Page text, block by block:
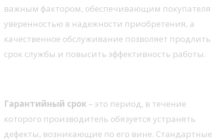
важным фактором, обеспечивающим покупателя
уверенностью в надежности приобретения, а
качественное обслуживание позволяет продлить
срок службы и повысить эффективность работы.
Гарантийный срок – это период, в течение
которого производитель обязуется устранять
дефекты, возникающие по его вине. Стандартные